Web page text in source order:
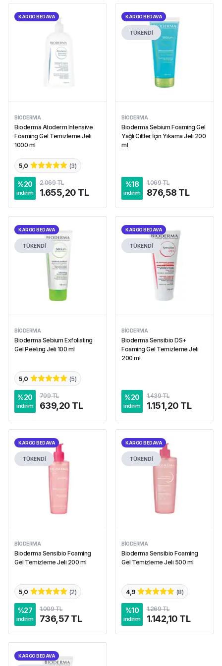
KARGO BEDAVA
BIODERMA
Bioderma Atoderm Intensive
Foaming Gel Temizleme Jeli
1000 ml
5,0 (3)
%20
indirim
2.069 TL
1.655,20 TL
KARGO BEDAVA
TÜKENDİ
BIODERMA
Bioderma Sebium Foaming Gel
Yağlı Ciltler İçin Yıkama Jeli 200
ml
%18
indirim
1.069 TL
876,58 TL
KARGO BEDAVA
TÜKENDİ
BIODERMA
Bioderma Sebium Exfoliating
Gel Peeling Jeli 100 ml
5,0 (5)
%20
indirim
799 TL
639,20 TL
KARGO BEDAVA
TÜKENDİ
BIODERMA
Bioderma Sensibio DS+
Foaming Gel Temizleme Jeli
200 ml
%20
indirim
1.439 TL
1.151,20 TL
KARGO BEDAVA
TÜKENDİ
BIODERMA
Bioderma Sensibio Foaming
Gel Temizleme Jeli 200 ml
5,0 (2)
%27
indirim
1.009 TL
736,57 TL
KARGO BEDAVA
TÜKENDİ
BIODERMA
Bioderma Sensibio Foaming
Gel Temizleme Jeli 500 ml
4,9 (8)
%10
indirim
1.269 TL
1.142,10 TL
KARGO BEDAVA